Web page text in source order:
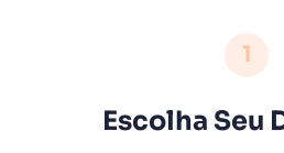
1
Escolha Seu